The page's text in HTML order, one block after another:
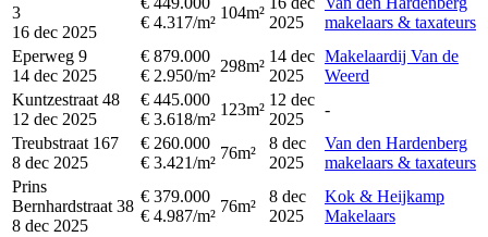
3
16 dec 2025
€ 4.317/m²
104m²
2025
makelaars & taxateurs
Eperweg 9
14 dec 2025
€ 879.000
€ 2.950/m²
298m²
14 dec
2025
Makelaardij Van de
Weerd
Kuntzestraat 48
12 dec 2025
€ 445.000
€ 3.618/m²
123m²
12 dec
2025
-
Treubstraat 167
8 dec 2025
€ 260.000
€ 3.421/m²
76m²
8 dec
2025
Van den Hardenberg
makelaars & taxateurs
Prins
Bernhardstraat 38
8 dec 2025
€ 379.000
€ 4.987/m²
76m²
8 dec
2025
Kok & Heijkamp
Makelaars